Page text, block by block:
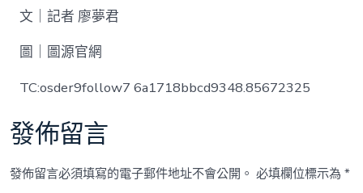
文｜記者 廖夢君
圖｜圖源官網
TC:osder9follow7 6a1718bbcd9348.85672325
發佈留言
發佈留言必須填寫的電子郵件地址不會公開。 必填欄位標示為*